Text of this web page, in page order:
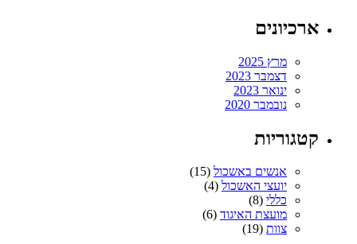
ארכיונים
מרץ 2025
דצמבר 2023
ינואר 2023
נובמבר 2020
קטגוריות
אנשים באשכול (15)
יועצי האשכול (4)
כללי (8)
מועצת האיגוד (6)
צוות (19)